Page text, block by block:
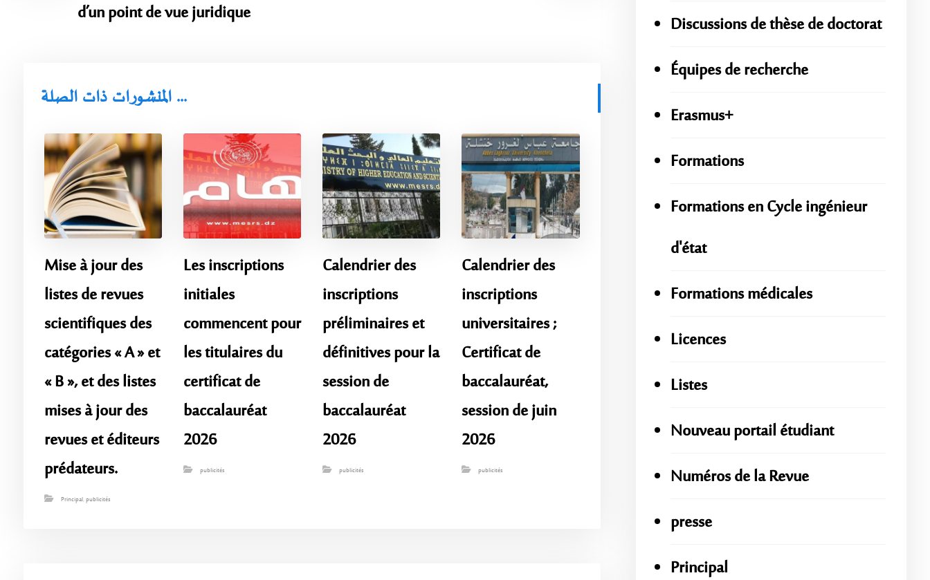
d’un point de vue juridique
المنشورات ذات الصلة ...
Mise à jour des
listes de revues
scientifiques des
catégories « A » et
« B », et des listes
mises à jour des
revues et éditeurs
prédateurs.
Principal,publicités
Les inscriptions
initiales
commencent pour
les titulaires du
certificat de
baccalauréat
2026
publicités
Calendrier des
inscriptions
préliminaires et
définitives pour la
session de
baccalauréat
2026
publicités
Calendrier des
inscriptions
universitaires ;
Certificat de
baccalauréat,
session de juin
2026
publicités
Discussions de thèse de doctorat
Équipes de recherche
Erasmus+
Formations
Formations en Cycle ingénieur
d'état
Formations médicales
Licences
Listes
Nouveau portail étudiant
Numéros de la Revue
presse
Principal